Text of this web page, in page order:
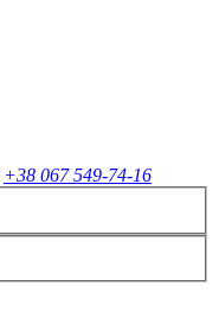
+38 067 549-74-16